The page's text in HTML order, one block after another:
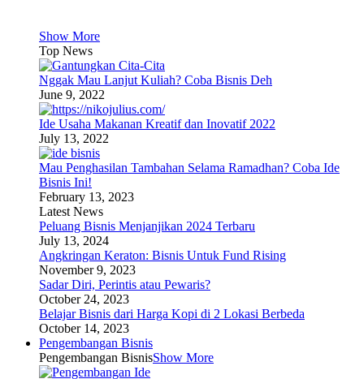
Show More
Top News
Nggak Mau Lanjut Kuliah? Coba Bisnis Deh
June 9, 2022
Ide Usaha Makanan Kreatif dan Inovatif 2022
July 13, 2022
Mau Penghasilan Tambahan Selama Ramadhan? Coba Ide
Bisnis Ini!
February 13, 2023
Latest News
Peluang Bisnis Menjanjikan 2024 Terbaru
July 13, 2024
Angkringan Keraton: Bisnis Untuk Fund Rising
November 9, 2023
Sadar Diri, Perintis atau Pewaris?
October 24, 2023
Belajar Bisnis dari Harga Kopi di 2 Lokasi Berbeda
October 14, 2023
Pengembangan Bisnis
Pengembangan BisnisShow More